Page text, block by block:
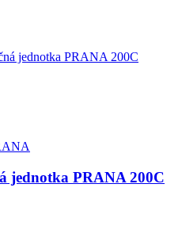
jednotka PRANA 200C